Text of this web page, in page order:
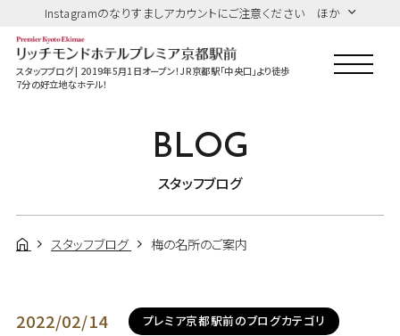
Instagramのなりすましアカウントにご注意ください ほか
スタッフブログ | 2019年5月1日オープン！JR京都駅「中央口」より徒歩
7分の好立地なホテル！
BLOG
スタッフブログ
スタッフブログ 梅の名所のご案内
2022/02/14 プレミア京都駅前のブログカテゴリ